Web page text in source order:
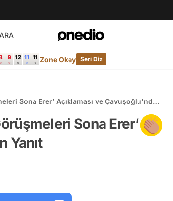
Zone Okey Seri Diz
Sona Erer’ Açıklaması ve Çavuşoğlu'ndan
Sona Erer’
Yanıt